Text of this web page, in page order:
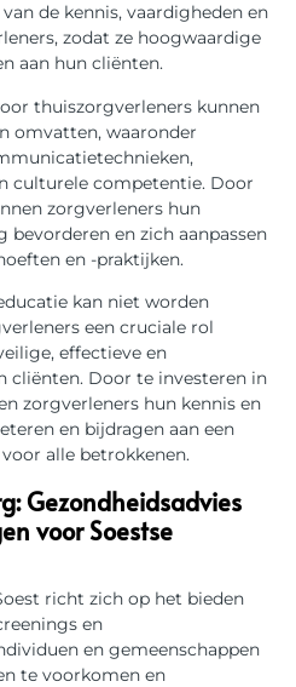
de kennis, vaardigheden en
zodat ze hoogwaardige
aan hun cliënten.
thuiszorgverleners kunnen
omvatten, waaronder
culturele competentie. Door
zorgverleners hun
en zich aanpassen
en -praktijken.
kan niet worden
een cruciale rol
effectieve en
cliënten. Door te investeren in
zorgverleners hun kennis en
en bijdragen aan een
alle betrokkenen.
Gezondheidsadvies
voor Soestse
richt zich op het bieden
en
en gemeenschappen
te voorkomen en